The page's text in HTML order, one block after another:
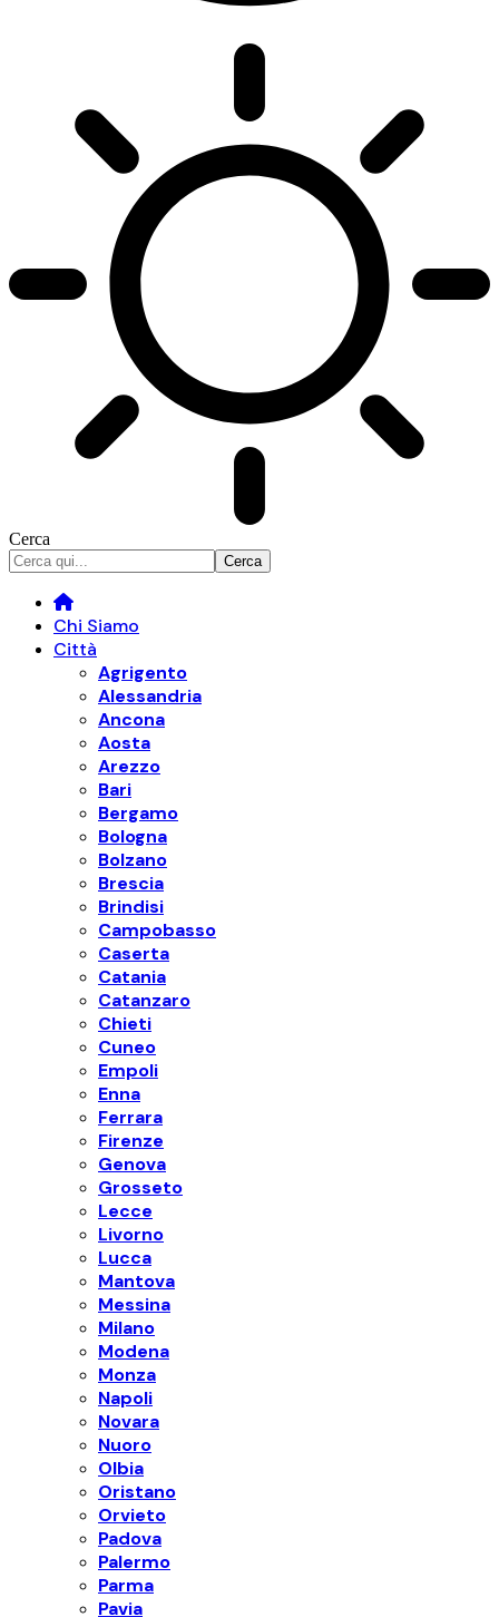
Cerca
Chi Siamo
Città
Agrigento
Alessandria
Ancona
Aosta
Arezzo
Bari
Bergamo
Bologna
Bolzano
Brescia
Brindisi
Campobasso
Caserta
Catania
Catanzaro
Chieti
Cuneo
Empoli
Enna
Ferrara
Firenze
Genova
Grosseto
Lecce
Livorno
Lucca
Mantova
Messina
Milano
Modena
Monza
Napoli
Novara
Nuoro
Olbia
Oristano
Orvieto
Padova
Palermo
Parma
Pavia